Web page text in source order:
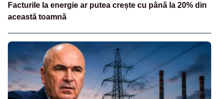
Facturile la energie ar putea crește cu până la 20% din
această toamnă